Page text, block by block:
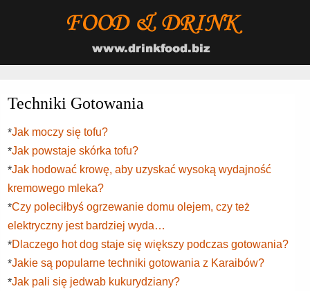
Techniki Gotowania
*Jak moczy się tofu?
*Jak powstaje skórka tofu?
*Jak hodować krowę, aby uzyskać wysoką wydajność
kremowego mleka?
*Czy poleciłbyś ogrzewanie domu olejem, czy też
elektryczny jest bardziej wyda…
*Dlaczego hot dog staje się większy podczas gotowania?
*Jakie są popularne techniki gotowania z Karaibów?
*Jak pali się jedwab kukurydziany?